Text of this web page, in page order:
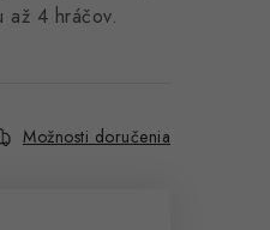
až 4 hráčov.
Možnosti doručenia